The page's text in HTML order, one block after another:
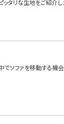
ッタリな生地をご紹介
でソファを移動する機